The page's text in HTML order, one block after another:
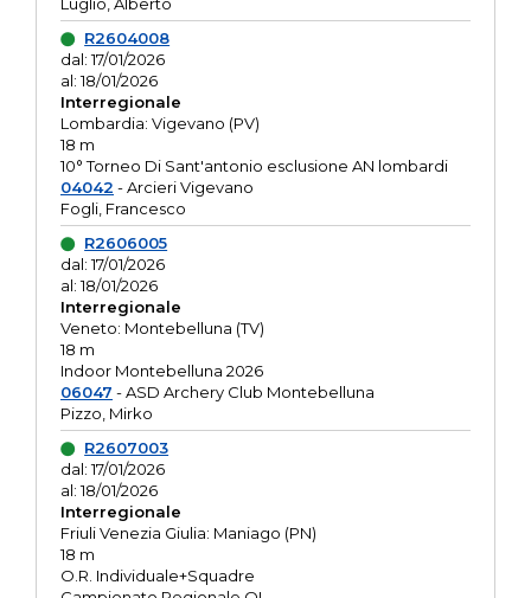
R2604008
dal: 17/01/2026
al: 18/01/2026
Interregionale
Lombardia: Vigevano (PV)
18 m
10° Torneo Di Sant'antonio esclusione AN lombardi
04042 - Arcieri Vigevano
Fogli, Francesco
R2606005
dal: 17/01/2026
al: 18/01/2026
Interregionale
Veneto: Montebelluna (TV)
18 m
Indoor Montebelluna 2026
06047 - ASD Archery Club Montebelluna
Pizzo, Mirko
R2607003
dal: 17/01/2026
al: 18/01/2026
Interregionale
Friuli Venezia Giulia: Maniago (PN)
18 m
O.R. Individuale+Squadre